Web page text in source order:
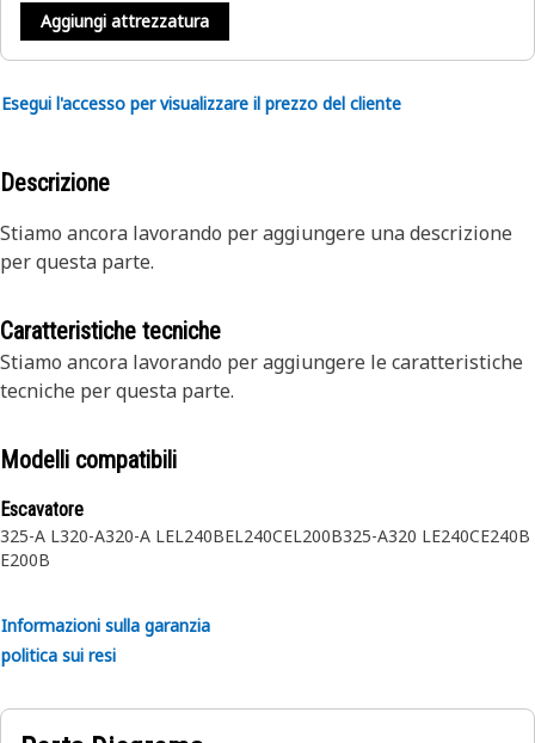
Aggiungi attrezzatura
Esegui l'accesso per visualizzare il prezzo del cliente
Descrizione
Stiamo ancora lavorando per aggiungere una descrizione
per questa parte.
Caratteristiche tecniche
Stiamo ancora lavorando per aggiungere le caratteristiche
tecniche per questa parte.
Modelli compatibili
Escavatore
325-A L320-A320-A LEL240BEL240CEL200B325-A320 LE240CE240B
E200B
Informazioni sulla garanzia
politica sui resi